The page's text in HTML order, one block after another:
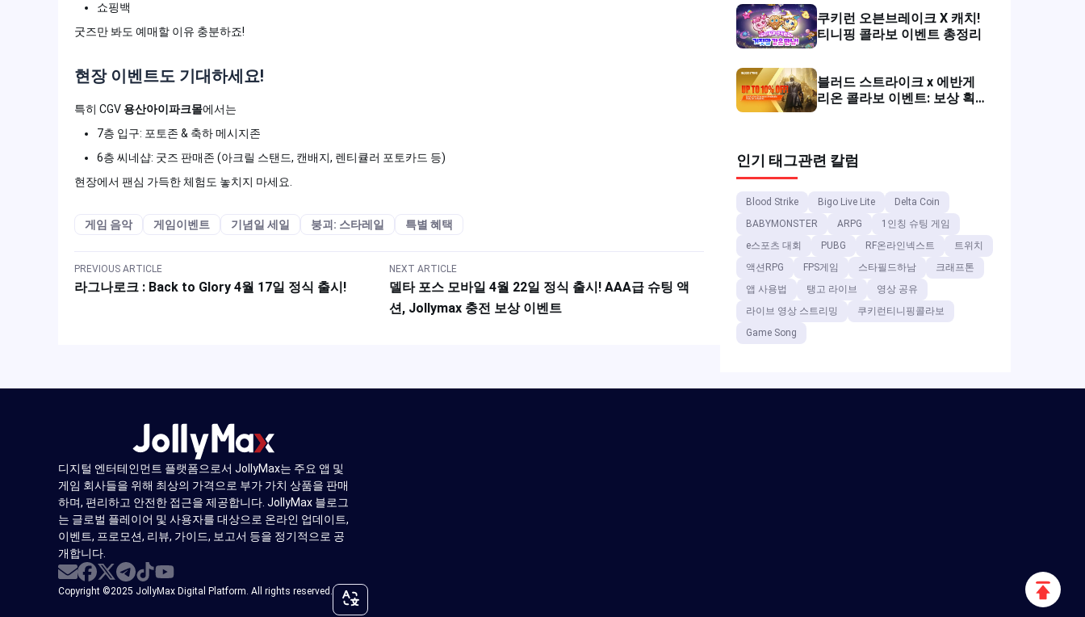
쇼핑백
굿즈만 봐도 예매할 이유 충분하죠!
현장 이벤트도 기대하세요!
특히 CGV 용산아이파크몰에서는
7층 입구: 포토존 & 축하 메시지존
6층 씨네샵: 굿즈 판매존 (아크릴 스탠드, 캔배지, 렌티큘러 포토카드 등)
현장에서 팬심 가득한 체험도 놓치지 마세요.
게임 음악 게임이벤트 기념일 세일 붕괴: 스타레일 특별 혜택
PREVIOUS ARTICLE
라그나로크 : Back to Glory 4월 17일 정식 출시!
NEXT ARTICLE
델타 포스 모바일 4월 22일 정식 출시! AAA급 슈팅 액
션, Jollymax 충전 보상 이벤트
쿠키런 오븐브레이크 X 캐치!
티니핑 콜라보 이벤트 총정리
블러드 스트라이크 x 에반게
리온 콜라보 이벤트: 보상 획
인기 태그관련 칼럼
Blood Strike Bigo Live Lite
Delta Coin
BABYMONSTER
ARPG
1인칭 슈팅 게임
e스포츠 대회
PUBG RF온라인넥스트
트위치
액션RPG
FPS게임 스타필드하남
크래프톤
앱 사용법
탱고 라이브
영상 공유
라이브 영상 스트리밍
쿠키런티니핑콜라보
Game Song
디지털 엔터테인먼트 플랫폼으로서 JollyMax는 주요 앱 및
게임 회사들을 위해 최상의 가격으로 부가 가치 상품을 판매
하며, 편리하고 안전한 접근을 제공합니다. JollyMax 블로그
는 글로벌 플레이어 및 사용자를 대상으로 온라인 업데이트,
이벤트, 프로모션, 리뷰, 가이드, 보고서 등을 정기적으로 공
개합니다.
Copyright ©2025 JollyMax Digital Platform. All rights reserved.
위
로